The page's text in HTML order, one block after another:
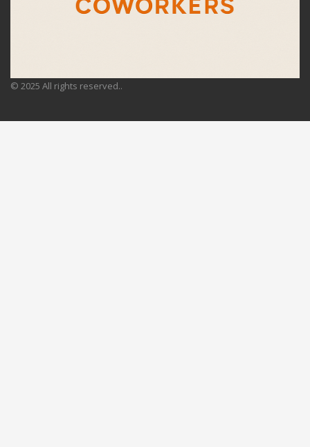
© 2025 All rights reserved..